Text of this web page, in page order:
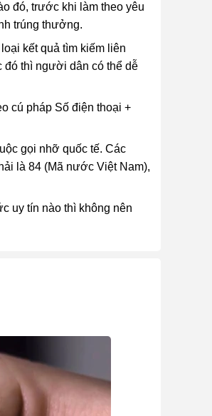
đó, trước khi làm theo yêu
trúng thưởng.
kết quả tìm kiếm liên
đó thì người dân có thể dễ
cú pháp Số điện thoại +
gọi nhỡ quốc tế. Các
là 84 (Mã nước Việt Nam),
uy tín nào thì không nên